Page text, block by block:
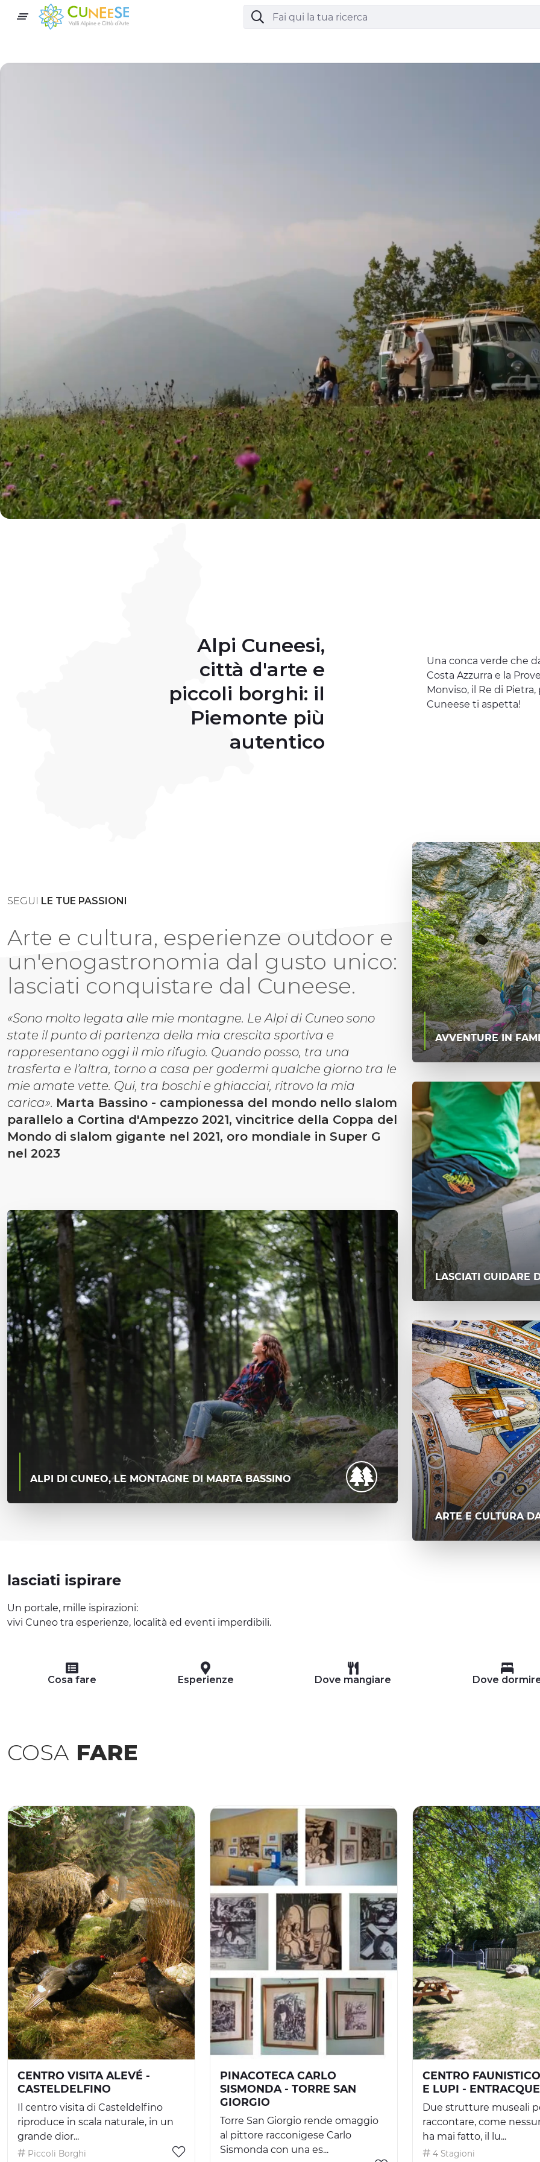
Alpi Cuneesi,
città d'arte e
piccoli borghi: il
Piemonte più
autentico
Una conca verde che
Costa Azzurra e la
Monviso, il Re di
Cuneese ti aspetta!
SEGUI LE TUE PASSIONI
Arte e cultura, esperienze outdoor e
un'enogastronomia dal gusto unico:
lasciati conquistare dal Cuneese.
«Sono molto legata alle mie montagne. Le Alpi di Cuneo sono
state il punto di partenza della mia crescita sportiva e
rappresentano oggi il mio rifugio. Quando posso, tra una
trasferta e l’altra, torno a casa per godermi qualche giorno tra le
mie amate vette. Qui, tra boschi e ghiacciai, ritrovo la mia
carica». Marta Bassino - campionessa del mondo nello slalom
parallelo a Cortina d'Ampezzo 2021, vincitrice della Coppa del
Mondo di slalom gigante nel 2021, oro mondiale in Super G
nel 2023
ALPI DI CUNEO, LE MONTAGNE DI MARTA BASSINO
AVVENTURE IN
LASCIATI GUIDARE
ARTE E CULTURA
lasciati ispirare
Un portale, mille ispirazioni:
vivi Cuneo tra esperienze, località ed eventi imperdibili.
Cosa fare Esperienze Dove mangiare Dove
COSA FARE
CENTRO VISITA ALEVÉ -
CASTELDELFINO
Il centro visita di Casteldelfino
riproduce in scala naturale, in un
grande dior...
Piccoli Borghi
PINACOTECA CARLO
SISMONDA - TORRE SAN
GIORGIO
Torre San Giorgio rende omaggio
al pittore racconigese Carlo
Sismonda con una es...
CENTRO
E LUPI - ENTRACQUE
Due strutture museali
raccontare, come
ha mai fatto, il lu...
4 Stagioni